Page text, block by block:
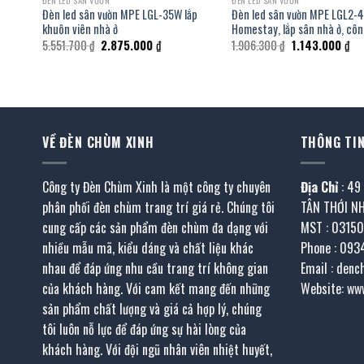
Đèn led sân vườn MPE LGL-35W lắp
khuôn viên nhà ở
5.551.700₫ Giá
gốc
2.875.000₫Giá
Đèn led sân vườn MPE LGL2-
Homestay, lắp sân nhà ở,
1.906.300₫ Giá
gốc
1.143.000₫Giá
hiện
VỀ ĐÈN CHÙM XINH
Công ty Đèn Chùm Xinh là một công ty chuyên
phân phối đèn chùm trang trí giá rẻ. Chúng tôi
cung cấp các sản phẩm đèn chùm đa dạng với
nhiều mẫu mã, kiểu dáng và chất liệu khác
nhau để đáp ứng nhu cầu trang trí không gian
của khách hàng. Với cam kết mang đến những
sản phẩm chất lượng và giá cả hợp lý, chúng
tôi luôn nỗ lực để đáp ứng sự hài lòng của
khách hàng. Với đội ngũ nhân viên nhiệt huyết,
THÔNG
Địa Chỉ : 49
TÂN THỚI
MST :
Phone :
Email :
Website: